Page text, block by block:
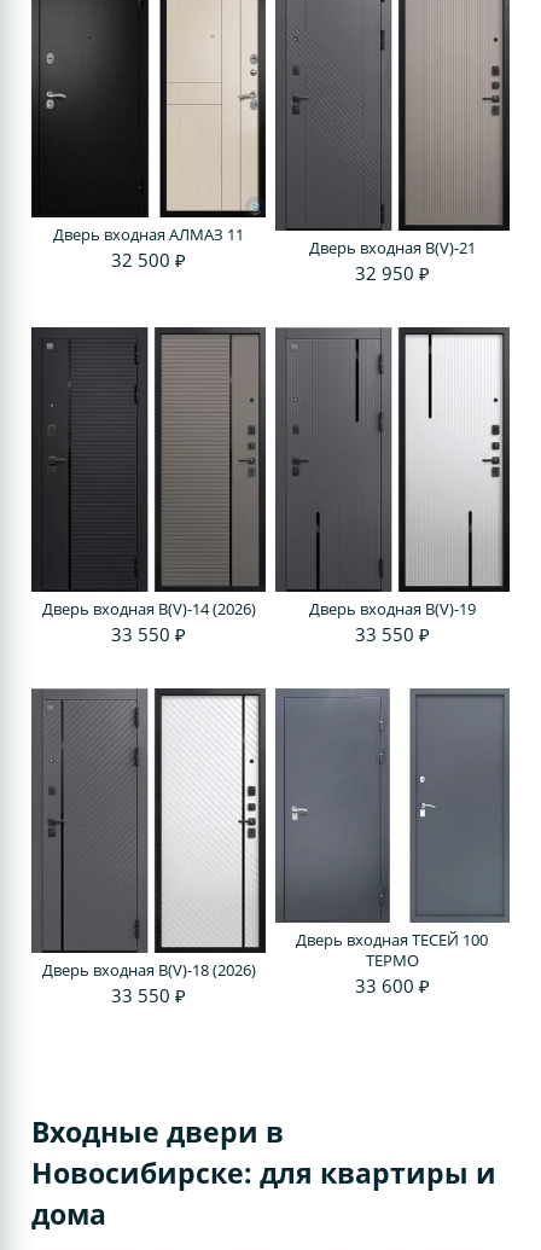
Дверь входная АЛМАЗ 11
32 500 ₽ Дверь входная В(V)-21
32 950 ₽
Дверь входная В(V)-14 (2026)
33 550 ₽
Дверь входная В(V)-19
33 550 ₽
Дверь входная В(V)-18 (2026)
33 550 ₽
Дверь входная ТЕСЕЙ 100
ТЕРМО
33 600 ₽
Входные двери в
Новосибирске: для квартиры и
дома